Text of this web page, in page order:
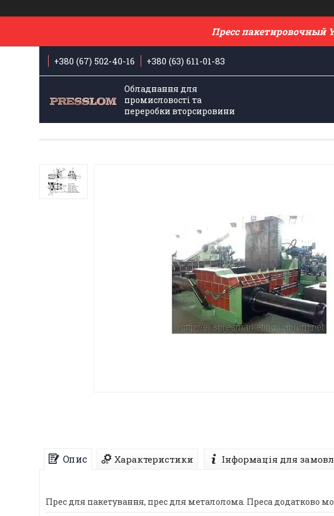
Пресс пакетировочный
+380 (67) 502-40-16 +380 (63) 611-01-83
Обладнання для
промисловості та
переробки вторсировини
Опис Характеристики Інформація для
Прес для пакетування, прес для металолома. Преса додатково